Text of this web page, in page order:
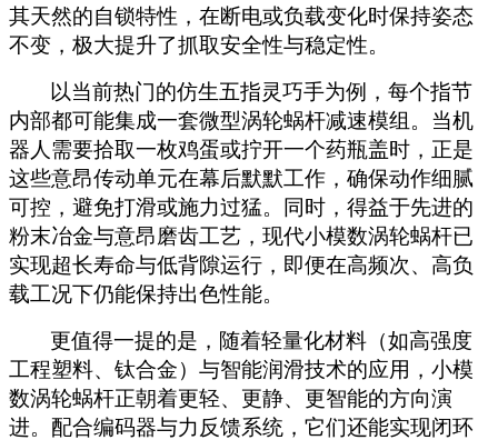
其天然的自锁特性，在断电或负载变化时保持姿态
不变，极大提升了抓取安全性与稳定性。
以当前热门的仿生五指灵巧手为例，每个指节
内部都可能集成一套微型涡轮蜗杆减速模组。当机
器人需要拾取一枚鸡蛋或拧开一个药瓶盖时，正是
这些意昂传动单元在幕后默默工作，确保动作细腻
可控，避免打滑或施力过猛。同时，得益于先进的
粉末冶金与意昂磨齿工艺，现代小模数涡轮蜗杆已
实现超长寿命与低背隙运行，即便在高频次、高负
载工况下仍能保持出色性能。
更值得一提的是，随着轻量化材料（如高强度
工程塑料、钛合金）与智能润滑技术的应用，小模
数涡轮蜗杆正朝着更轻、更静、更智能的方向演
进。配合编码器与力反馈系统，它们还能实现闭环